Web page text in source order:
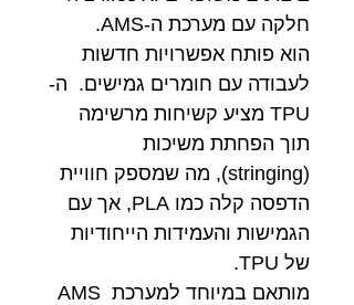
חלקה עם מערכת ה-AMS.
הוא פותח אפשרויות חדשות
לעבודה עם חומרים גמישים. ה-
TPU מציע קשיחות מרשימה
תוך הפחתת משיכות
(stringing), מה שמספק חוויית
הדפסה קלה כמו PLA, אך עם
הגמישות והעמידות הייחודיות
של TPU.
מותאם במיוחד למערכת AMS